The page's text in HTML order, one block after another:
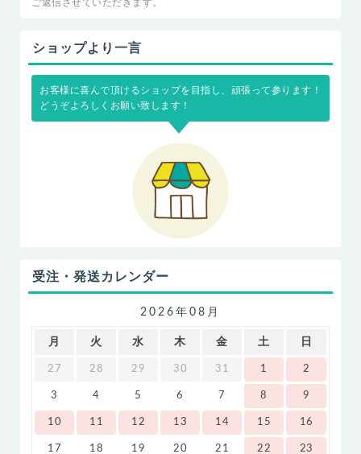
ご返信させていただきます。
ショップより一言
お客様に喜んで頂けるショップを目指し、頑張って参ります！
どうぞよろしくお願い致します！
受注・発送カレンダー
2026年08月
月 火 水 木 金 土 日
27 28 29 30 31 1 2
3 4 5 6 7 8 9
10 11 12 13 14 15 16
17 18 19 20 21 22 23